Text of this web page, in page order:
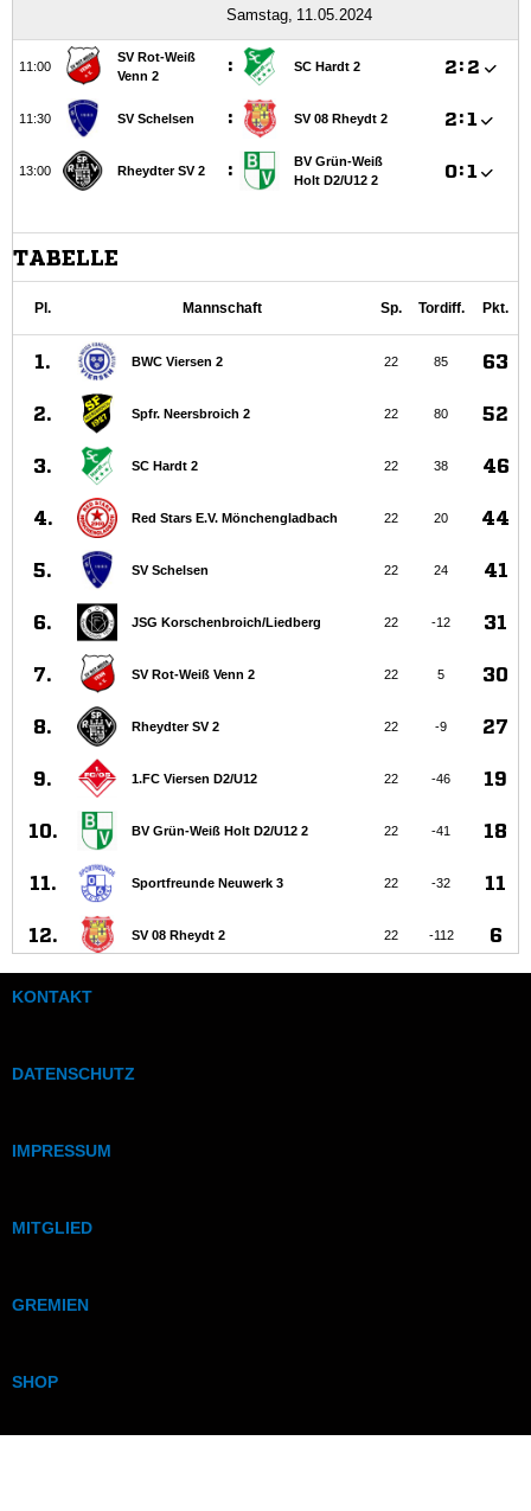
KONTAKT
DATENSCHUTZ
IMPRESSUM
MITGLIED
GREMIEN
SHOP